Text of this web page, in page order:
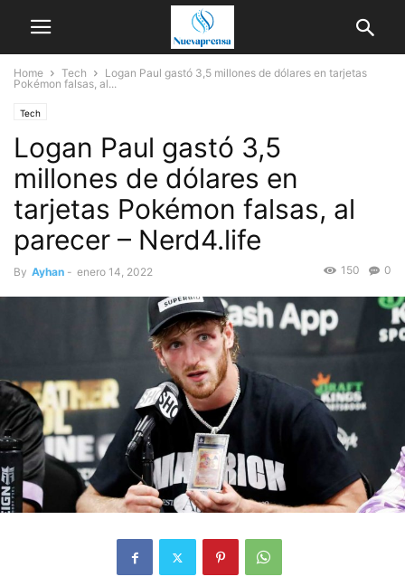
Home Tech
Logan Paul gastó 3,5 millones de dólares en tarjetas
Pokémon falsas, al...
Tech
Logan Paul gastó 3,5
millones de dólares en
tarjetas Pokémon falsas, al
parecer – Nerd4.life
By Ayhan - enero 14, 2022 0
150